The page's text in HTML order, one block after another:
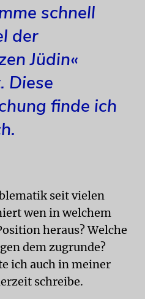
schnell
der
Jüdin«
Diese
finde ich
seit vielen
wen in welchem
heraus? Welche
dem zugrunde?
ich auch in meiner
schreibe.